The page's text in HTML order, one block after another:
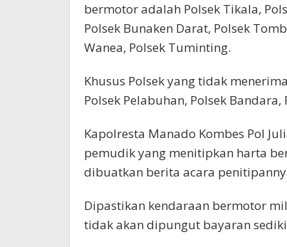
bermotor adalah Polsek Tikala,
Polsek Bunaken Darat, Polsek
Wanea, Polsek Tuminting.
Khusus Polsek yang tidak
Polsek Pelabuhan, Polsek
Kapolresta Manado Kombes Pol
pemudik yang menitipkan harta
dibuatkan berita acara
Dipastikan kendaraan bermotor
tidak akan dipungut bayaran